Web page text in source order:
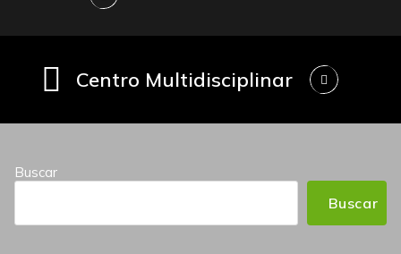
Centro Multidisciplinar
Buscar
Buscar